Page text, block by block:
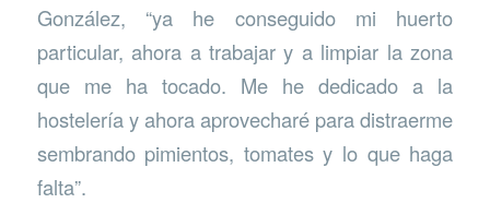
González, “ya he conseguido mi huerto
particular, ahora a trabajar y a limpiar la zona
que me ha tocado. Me he dedicado a la
hostelería y ahora aprovecharé para distraerme
sembrando pimientos, tomates y lo que haga
falta”.